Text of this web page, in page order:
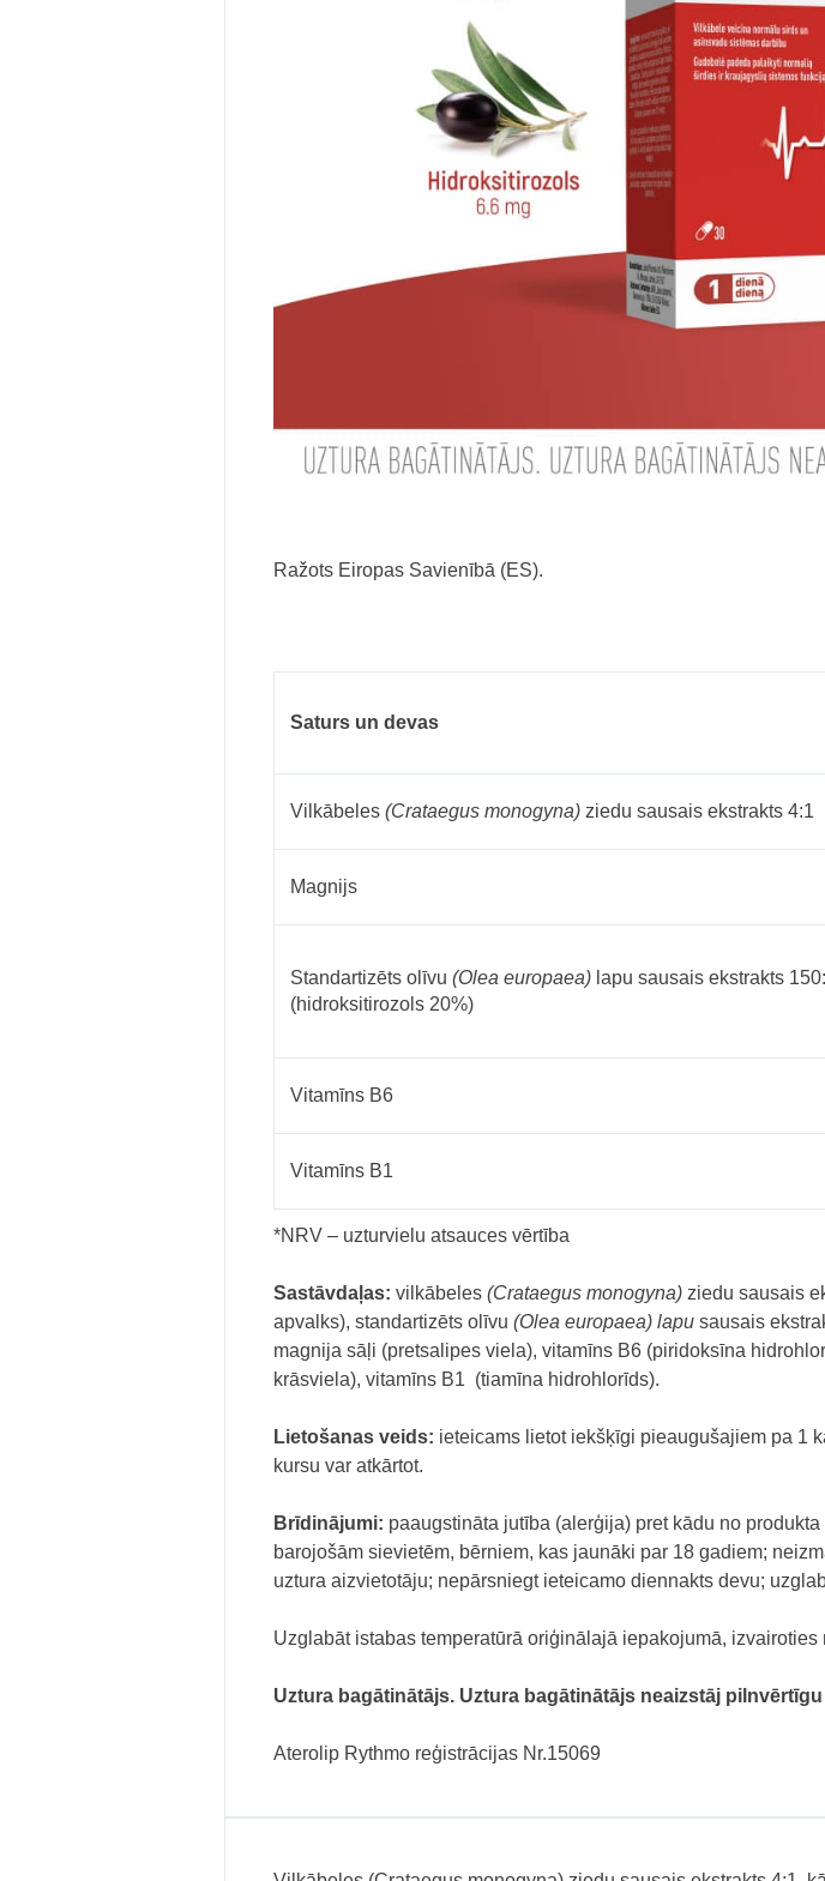
Ražots Eiropas Savienībā (ES).
Saturs un devas
Vilkābeles (Crataegus monogyna) ziedu sausais ekstrakts 4:1
Magnijs
Standartizēts olīvu (Olea europaea) lapu sausais ekstrakts
(hidroksitirozols 20%)
Vitamīns B6
Vitamīns B1
*NRV – uzturvielu atsauces vērtība
Sastāvdaļas: vilkābeles (Crataegus monogyna) ziedu sausais
apvalks), standartizēts olīvu (Olea europaea) lapu sausais
magnija sāļi (pretsalipes viela), vitamīns B6 (piridoksīna
krāsviela), vitamīns B1 (tiamīna hidrohlorīds).
Lietošanas veids: ieteicams lietot iekšķīgi pieaugušajiem pa 1
kursu var atkārtot.
Brīdinājumi: paaugstināta jutība (alerģija) pret kādu no
barojošām sievietēm, bērniem, kas jaunāki par 18 gadiem;
uztura aizvietotāju; nepārsniegt ieteicamo diennakts devu;
Uzglabāt istabas temperatūrā oriģinālajā iepakojumā, izvairoties
Uztura bagātinātājs. Uztura bagātinātājs neaizstāj
Aterolip Rythmo reģistrācijas Nr.15069